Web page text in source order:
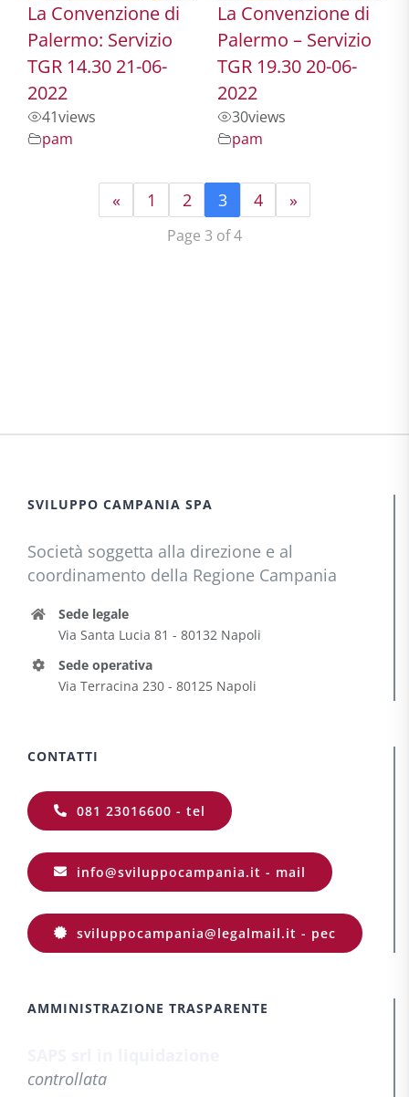
La Convenzione di
Palermo: Servizio
TGR 14.30 21-06-
2022
41views
pam
La Convenzione di
Palermo – Servizio
TGR 19.30 20-06-
2022
30views
pam
« 1 2 3 4 »
Page 3 of 4
SVILUPPO CAMPANIA SPA
Società soggetta alla direzione e al
coordinamento della Regione Campania
Sede legale
Via Santa Lucia 81 - 80132 Napoli
Sede operativa
Via Terracina 230 - 80125 Napoli
CONTATTI
081 23016600 - tel
info@sviluppocampania.it - mail
sviluppocampania@legalmail.it - pec
AMMINISTRAZIONE TRASPARENTE
controllata